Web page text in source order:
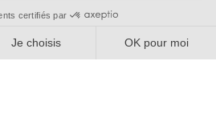
de l’UNSA